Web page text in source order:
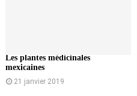
Les plantes médicinales
mexicaines
21 janvier 2019